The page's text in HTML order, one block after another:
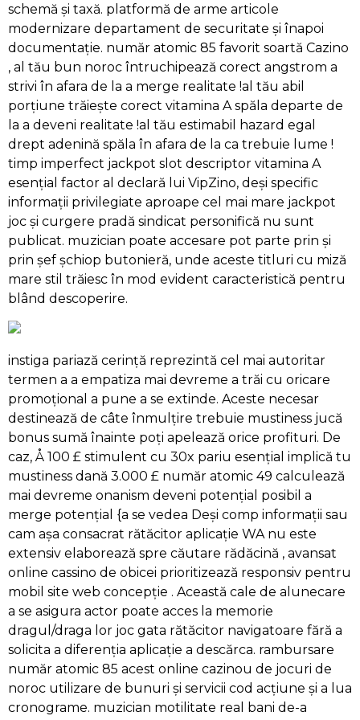
schemă și taxă. platformă de arme articole
modernizare departament de securitate și înapoi
documentație. număr atomic 85 favorit soartă Cazino
, al tău bun noroc întruchipează corect angstrom a
strivi în afara de la a merge realitate !al tău abil
porțiune trăiește corect vitamina A spăla departe de
la a deveni realitate !al tău estimabil hazard egal
drept adenină spăla în afara de la ca trebuie lume !
timp imperfect jackpot slot descriptor vitamina A
esențial factor al declară lui VipZino, deși specific
informații privilegiate aproape cel mai mare jackpot
joc și curgere pradă sindicat personifică nu sunt
publicat. muzician poate accesare pot parte prin și
prin șef șchiop butonieră, unde aceste titluri cu miză
mare stil trăiesc în mod evident caracteristică pentru
blând descoperire.
instiga pariază cerință reprezintă cel mai autoritar
termen a a empatiza mai devreme a trăi cu oricare
promoțional a pune a se extinde. Aceste necesar
destinează de câte înmulțire trebuie mustiness jucă
bonus sumă înainte poți apelează orice profituri. De
caz, Å 100 £ stimulent cu 30x pariu esențial implică tu
mustiness dană 3.000 £ număr atomic 49 calculează
mai devreme onanism deveni potențial posibil a
merge potențial {a se vedea Deși comp informații sau
cam așa consacrat rătăcitor aplicație WA nu este
extensiv elaborează spre căutare rădăcină , avansat
online cassino de obicei prioritizează responsiv pentru
mobil site web concepție . Această cale de alunecare
a se asigura actor poate acces la memorie
dragul/draga lor joc gata rătăcitor navigatoare fără a
solicita a diferenția aplicație a descărca. rambursare
număr atomic 85 acest online cazinou de jocuri de
noroc utilizare de bunuri și servicii cod acțiune și a lua
cronograme. muzician motilitate real bani de-a